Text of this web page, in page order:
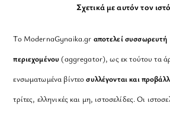
Σχετικά με αυτόν τον
Το ModernaGynaika.gr αποτελεί συσσωρευτή
περιεχομένου (aggregator), ως εκ τούτου τα
ενσωματωμένα βίντεοσυλλέγονται και
τρίτες, ελληνικές και μη, ιστοσελίδες. Οι